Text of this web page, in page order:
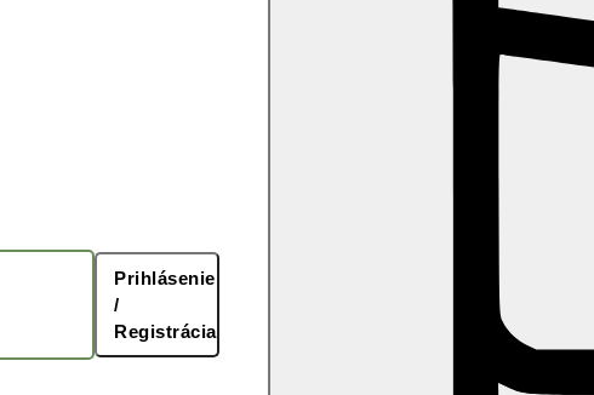
Prihlásenie
/
Registrácia